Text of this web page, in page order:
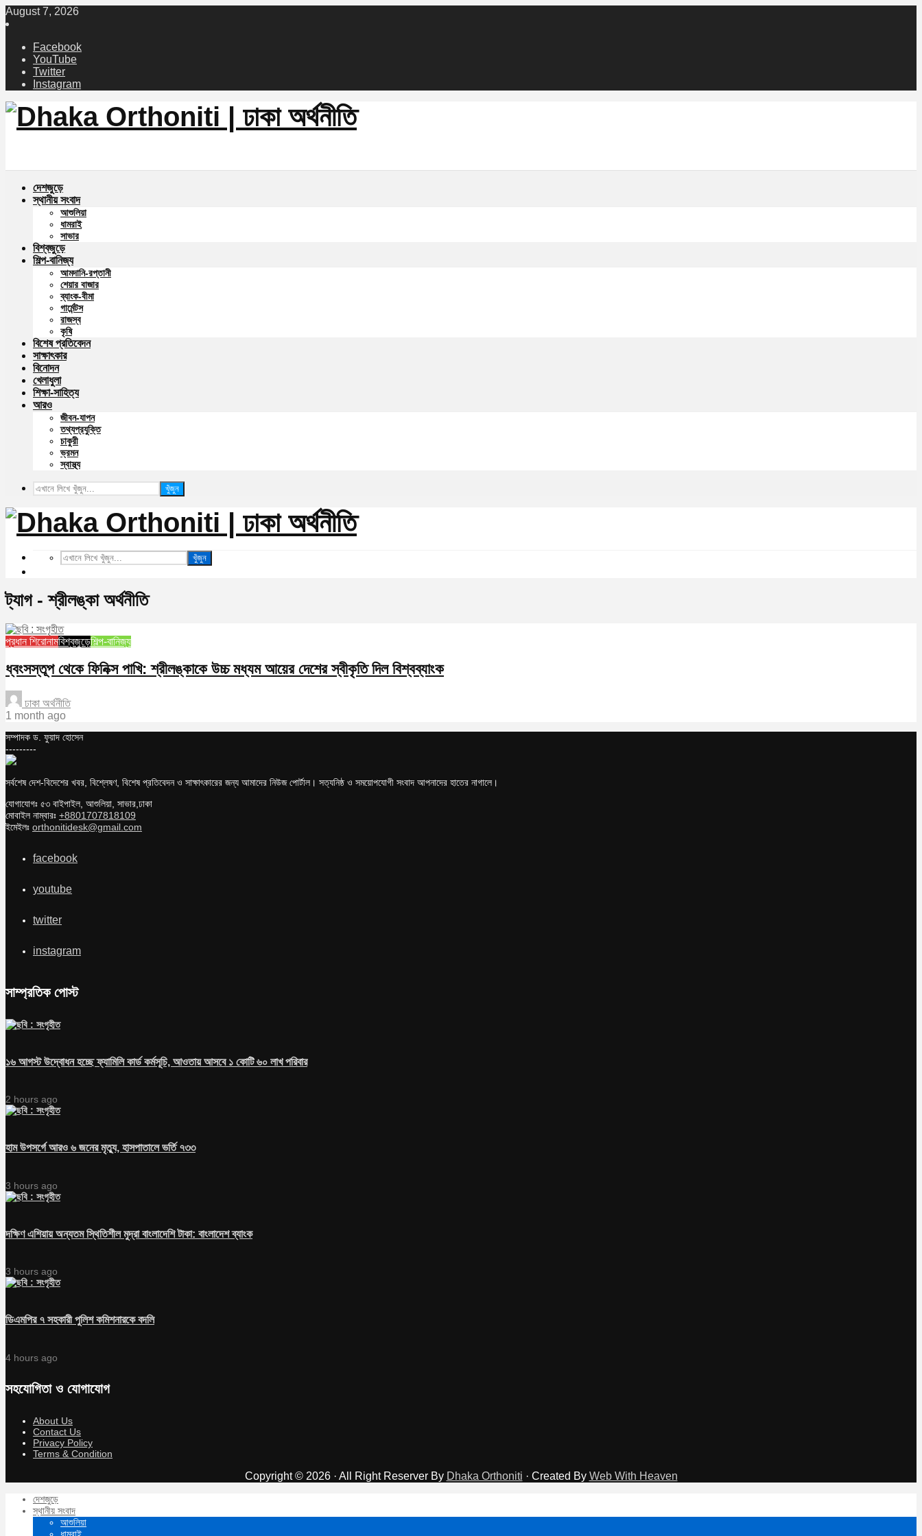
August 7, 2026
Facebook
YouTube
Twitter
Instagram
দেশজুড়ে
স্থানীয় সংবাদ
আশুলিয়া
ধামরাই
সাভার
বিশ্বজুড়ে
শিল্প-বানিজ্য
আমদানি-রপ্তানী
শেয়ার বাজার
ব্যাংক-বীমা
গার্মেন্টস
রাজস্ব
কৃষি
বিশেষ প্রতিবেদন
সাক্ষাৎকার
বিনোদন
খেলাধুলা
শিক্ষা-সাহিত্য
আরও
জীবন-যাপন
তথ্যপ্রযুক্তি
চাকুরী
ভ্রমন
স্বাস্থ্য
খুঁজুন
খুঁজুন
ট্যাগ - শ্রীলঙ্কা অর্থনীতি
প্রধান শিরোনামবিশ্বজুড়েশিল্প-বানিজ্য
ধ্বংসস্তূপ থেকে ফিনিক্স পাখি: শ্রীলঙ্কাকে উচ্চ মধ্যম আয়ের দেশের স্বীকৃতি দিল বিশ্বব্যাংক
ঢাকা অর্থনীতি
1 month ago
সম্পাদক ড. ফুয়াদ হোসেন
---------
সর্বশেষ দেশ-বিদেশের খবর, বিশ্লেষণ, বিশেষ প্রতিবেদন ও সাক্ষাৎকারের জন্য আমাদের নিউজ পোর্টাল। সত্যনিষ্ঠ ও সময়োপযোগী সংবাদ আপনাদের হাতের নাগালে।
যোগাযোগঃ ৫৩ বাইপাইল, আশুলিয়া, সাভার,ঢাকা
মোবাইল নাম্বারঃ +8801707818109
ইমেইলঃ orthonitidesk@gmail.com
facebook
youtube
twitter
instagram
সাম্প্রতিক পোস্ট
১৬ আগস্ট উদ্বোধন হচ্ছে ফ্যামিলি কার্ড কর্মসূচি, আওতায় আসবে ১ কোটি ৬০ লাখ পরিবার
2 hours ago
হাম উপসর্গে আরও ৬ জনের মৃত্যু, হাসপাতালে ভর্তি ৭৩৩
3 hours ago
দক্ষিণ এশিয়ায় অন্যতম স্থিতিশীল মুদ্রা বাংলাদেশি টাকা: বাংলাদেশ ব্যাংক
3 hours ago
ডিএমপির ৭ সহকারী পুলিশ কমিশনারকে বদলি
4 hours ago
সহযোগিতা ও যোগাযোগ
About Us
Contact Us
Privacy Policy
Terms & Condition
Copyright © 2026 · All Right Reserver By Dhaka Orthoniti · Created By Web With Heaven
দেশজুড়ে
স্থানীয় সংবাদ
আশুলিয়া